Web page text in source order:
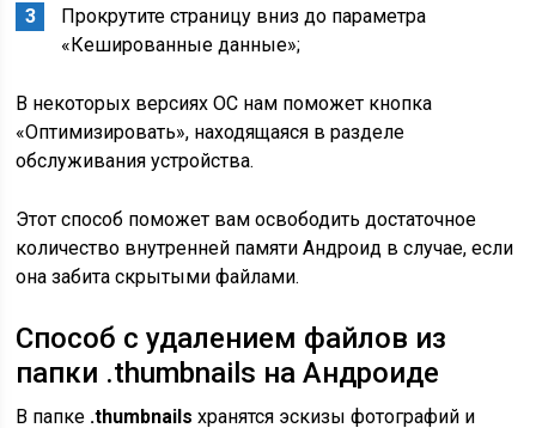
Прокрутите страницу вниз до параметра
«Кешированные данные»;
В некоторых версиях ОС нам поможет кнопка
«Оптимизировать», находящаяся в разделе
обслуживания устройства.
Этот способ поможет вам освободить достаточное
количество внутренней памяти Андроид в случае, если
она забита скрытыми файлами.
Способ с удалением файлов из
папки .thumbnails на Андроиде
В папке .thumbnails хранятся эскизы фотографий и